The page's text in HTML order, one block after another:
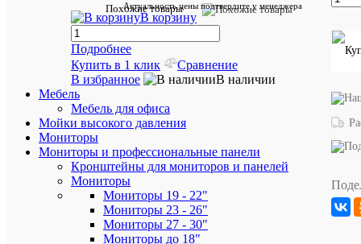
Актуальность цены подтвердите у менеджера
В корзину
Подробнее
Купить в 1 клик
Сравнение
В избранное
В наличии
Мебель
Мебель для офиса
Мойки высокого давления
Мониторы
Мониторы и профессиональные панели
Кронштейны для мониторов и панелей
Мониторы
Мониторы 19 - 22"
Мониторы 23 - 26"
Мониторы 27 - 30"
Мониторы до 18"
Похожие товары
6839
Мощность
нагрева,
1350
года
товара
7032